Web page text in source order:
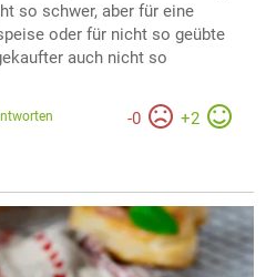
so schwer, aber für eine
oder für nicht so geübte
auch nicht so
-0 +2